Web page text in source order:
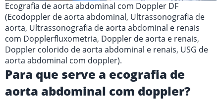
Ecografia de aorta abdominal com Doppler DF
(Ecodoppler de aorta abdominal, Ultrassonografia de
aorta, Ultrassonografia de aorta abdominal e renais
com Dopplerfluxometria, Doppler de aorta e renais,
Doppler colorido de aorta abdominal e renais, USG de
aorta abdominal com doppler).
Para que serve a ecografia de
aorta abdominal com doppler?